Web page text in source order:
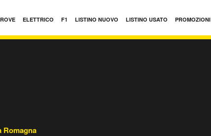
ELETTRICO F1 LISTINO NUOVO LISTINO USATO PROMOZIONI
Romagna